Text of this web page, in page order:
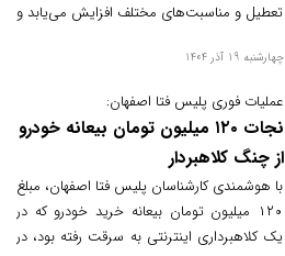
تعطیل و مناسبت‌های مختلف افزایش می‌یابد و
برای سرقت اطلاعات بانکی شهروندان استفاده
چهارشنبه 19 آذر 1404
عملیات فوری پلیس فتا اصفهان:
نجات ۱۲۰ میلیون تومان بیعانه خودرو
از چنگ کلاهبردار
با هوشمندی کارشناسان پلیس فتا اصفهان، مبلغ
۱۲۰ میلیون تومان بیعانه خرید خودرو که در
یک کلاهبرداری اینترنتی به سرقت رفته بود، در